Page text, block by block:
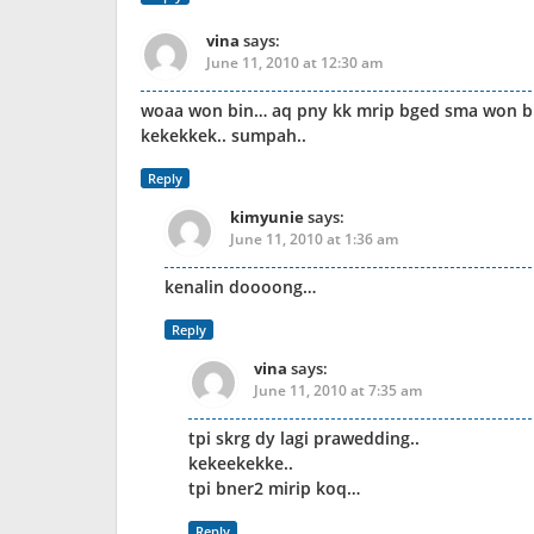
vina says:
June 11, 2010 at 12:30 am
woaa won bin… aq pny kk mrip bged sma won
kekekkek.. sumpah..
Reply
kimyuniesays:
June 11, 2010 at 1:36 am
kenalin doooong…
Reply
vina says:
June 11, 2010 at 7:35 am
tpi skrg dy lagi prawedding..
kekeekekke..
tpi bner2 mirip koq…